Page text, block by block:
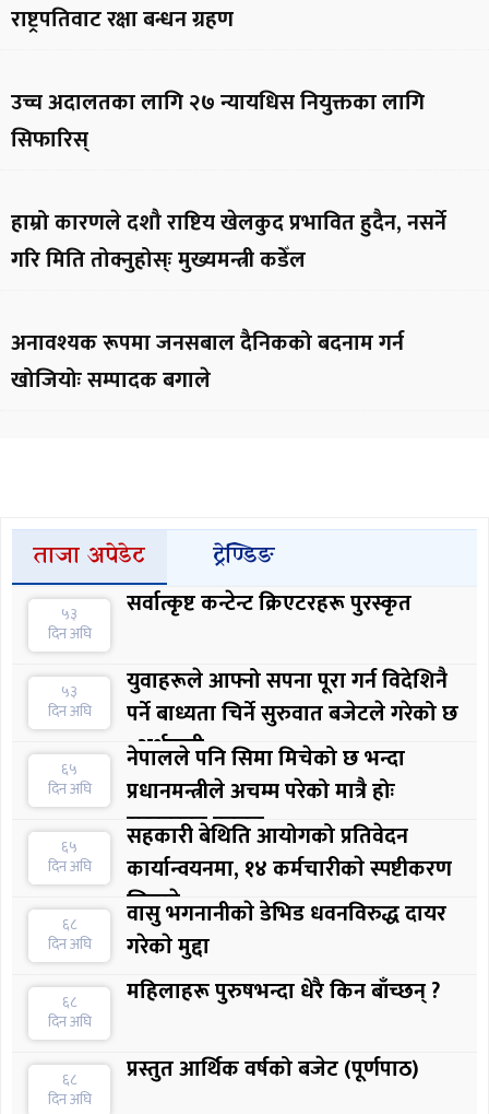
राष्ट्रपतिवाट रक्षा बन्धन ग्रहण
उच्च अदालतका लागि २७ न्यायधिस नियुक्तका लागि
सिफारिस्
हाम्रो कारणले दशौ राष्टिय खेलकुद प्रभावित हुदैन, नसर्ने
गरि मिति तोक्नुहोस्ः मुख्यमन्त्री कडेँल
अनावश्यक रूपमा जनसबाल दैनिकको बदनाम गर्न
खोजियोः सम्पादक बगाले
ताजा अपेडेट ट्रेण्डिङ
५३
दिन अघि
सर्वात्कृष्ट कन्टेन्ट क्रिएटरहरू पुरस्कृत
५३
दिन अघि
युवाहरूले आफ्नो सपना पूरा गर्न विदेशिनै
पर्ने बाध्यता चिर्ने सुरुवात बजेटले गरेको छ
: अर्थमन्त्री
६५
दिन अघि
नेपालले पनि सिमा मिचेको छ भन्दा
प्रधानमन्त्रीले अचम्म परेको मात्रै होः
सरकारका प्रवक्ता
६५
दिन अघि
सहकारी बेथिति आयोगको प्रतिवेदन
कार्यान्वयनमा, १४ कर्मचारीकाे स्पष्टीकरण
लिइयाे
६८
दिन अघि
वासु भगनानीकाे डेभिड धवनविरुद्ध दायर
गरेकाे मुद्दा
६८
दिन अघि
महिलाहरू पुरुषभन्दा धेरै किन बाँच्छन् ?
६८
दिन अघि
प्रस्तुत आर्थिक वर्षको बजेट (पूर्णपाठ)